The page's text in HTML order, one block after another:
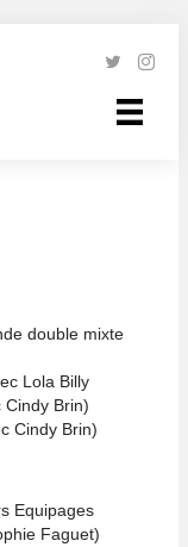
double mixte
Lola Billy
Brin)
Cindy Brin)
Equipages
Faguet)